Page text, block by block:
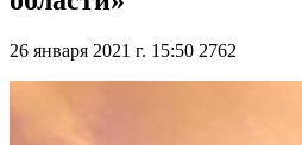
26 января 2021 г. 15:50 2762